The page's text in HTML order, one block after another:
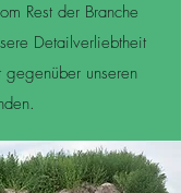
Rest der Branche
Detailverliebtheit
unseren